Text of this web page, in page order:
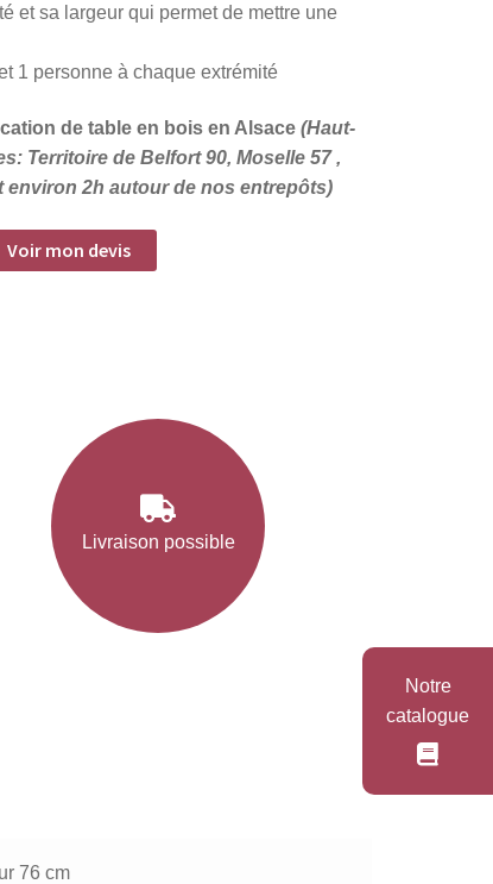
Notre
catalogue
et sa largeur qui permet de mettre une
1 personne à chaque extrémité
de table en bois en Alsace (Haut-
Territoire de Belfort 90, Moselle 57 ,
environ 2h autour de nos entrepôts)
Voir mon devis
Livraison possible
76 cm